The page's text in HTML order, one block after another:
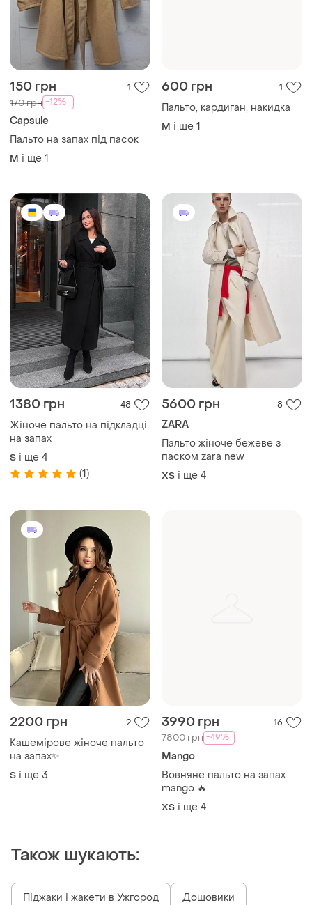
150 грн 1
170 грн -12%
Capsule
Пальто на запах під пасок
M і ще 1
600 грн 1
Пальто, кардиган, накидка
M і ще 1
1380 грн 48
Жіноче пальто на підкладці
на запах
S і ще 4
(1)
5600 грн 8
ZARA
Пальто жіноче бежеве з
паском zara new
ХS і ще 4
2200 грн 2
Кашемірове жіноче пальто
на запах✨
S і ще 3
3990 грн 16
7800 грн -49%
Mango
Вовняне пальто на запах
mango 🔥
ХS і ще 4
Також шукають:
Піджаки і жакети в Ужгород Дощовики